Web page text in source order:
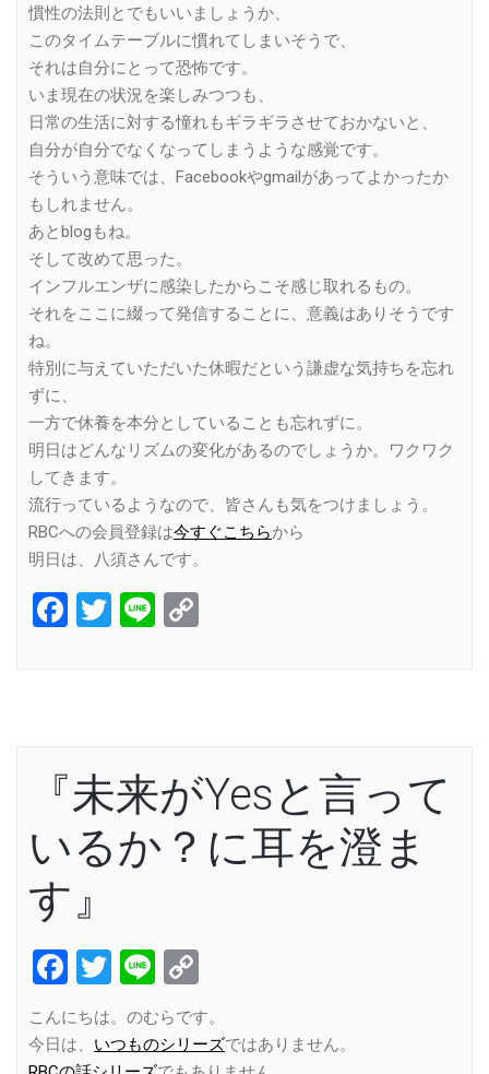
慣性の法則とでもいいましょうか、
このタイムテーブルに慣れてしまいそうで、
それは自分にとって恐怖です。
いま現在の状況を楽しみつつも、
日常の生活に対する憧れもギラギラさせておかないと、
自分が自分でなくなってしまうような感覚です。
そういう意味では、Facebookやgmailがあってよかったか
もしれません。
あとblogもね。
そして改めて思った。
インフルエンザに感染したからこそ感じ取れるもの。
それをここに綴って発信することに、意義はありそうです
ね。
特別に与えていただいた休暇だという謙虚な気持ちを忘れ
ずに、
一方で休養を本分としていることも忘れずに。
明日はどんなリズムの変化があるのでしょうか。ワクワク
してきます。
流行っているようなので、皆さんも気をつけましょう。
RBCへの会員登録は今すぐこちらから
明日は、八須さんです。
Facebook
Twitter
Line
『未来がYesと言って
いるか？に耳を澄ま
す』
Facebook
Twitter
Line
Link
こんにちは。のむらです。
今日は、 いつものシリーズではありません。